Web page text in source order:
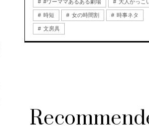
#ワーママあるある劇場 大人かっこ
時短 女の時間割 時事ネタ
文房具